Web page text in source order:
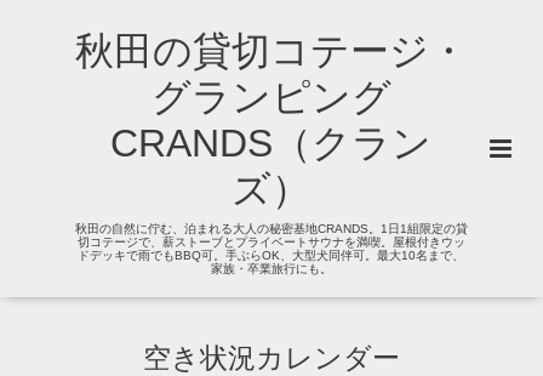
秋田の貸切コテージ・
グランピング
CRANDS（クラン
ズ）
秋田の自然に佇む、泊まれる大人の秘密基地CRANDS。1日1組限定の貸
切コテージで、薪ストーブとプライベートサウナを満喫。屋根付きウッ
ドデッキで雨でもBBQ可。手ぶらOK、大型犬同伴可。最大10名まで、
家族・卒業旅行にも。
空き状況カレンダー